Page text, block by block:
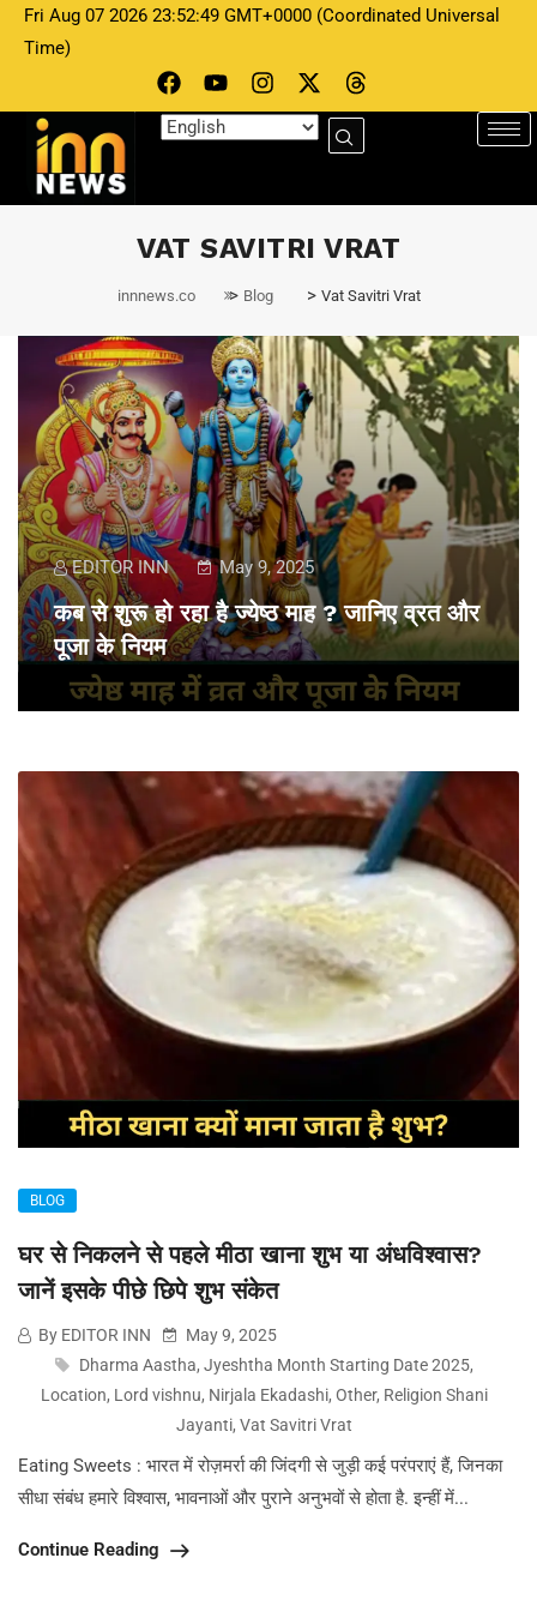
Fri Aug 07 2026 23:52:49 GMT+0000 (Coordinated Universal
Time)
VAT SAVITRI VRAT
innnews.co > Blog > Vat Savitri Vrat
EDITOR INN May 9, 2025
कब से शुरू हो रहा है ज्येष्ठ माह ? जानिए व्रत और
पूजा के नियम
BLOG
घर से निकलने से पहले मीठा खाना शुभ या अंधविश्वास?
जानें इसके पीछे छिपे शुभ संकेत
By EDITOR INN
May 9, 2025
Dharma Aastha, Jyeshtha Month Starting Date 2025,
Location, Lord vishnu, Nirjala Ekadashi, Other, Religion Shani
Jayanti, Vat Savitri Vrat
Eating Sweets : भारत में रोज़मर्रा की जिंदगी से जुड़ी कई परंपराएं हैं, जिनका
सीधा संबंध हमारे विश्वास, भावनाओं और पुराने अनुभवों से होता है. इन्हीं में...
Continue Reading